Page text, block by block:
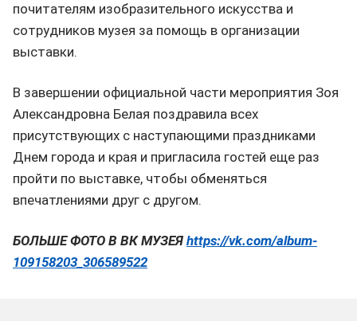
почитателям изобразительного искусства и
сотрудников музея за помощь в организации
выставки.
В завершении официальной части мероприятия Зоя
Александровна Белая поздравила всех
присутствующих с наступающими праздниками
Днем города и края и пригласила гостей еще раз
пройти по выставке, чтобы обменяться
впечатлениями друг с другом.
БОЛЬШЕ ФОТО В ВК МУЗЕЯ https://vk.com/album-
109158203_306589522